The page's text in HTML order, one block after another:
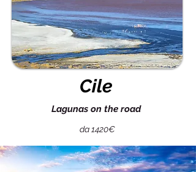
Cile
Lagunas on the road
da 1420€